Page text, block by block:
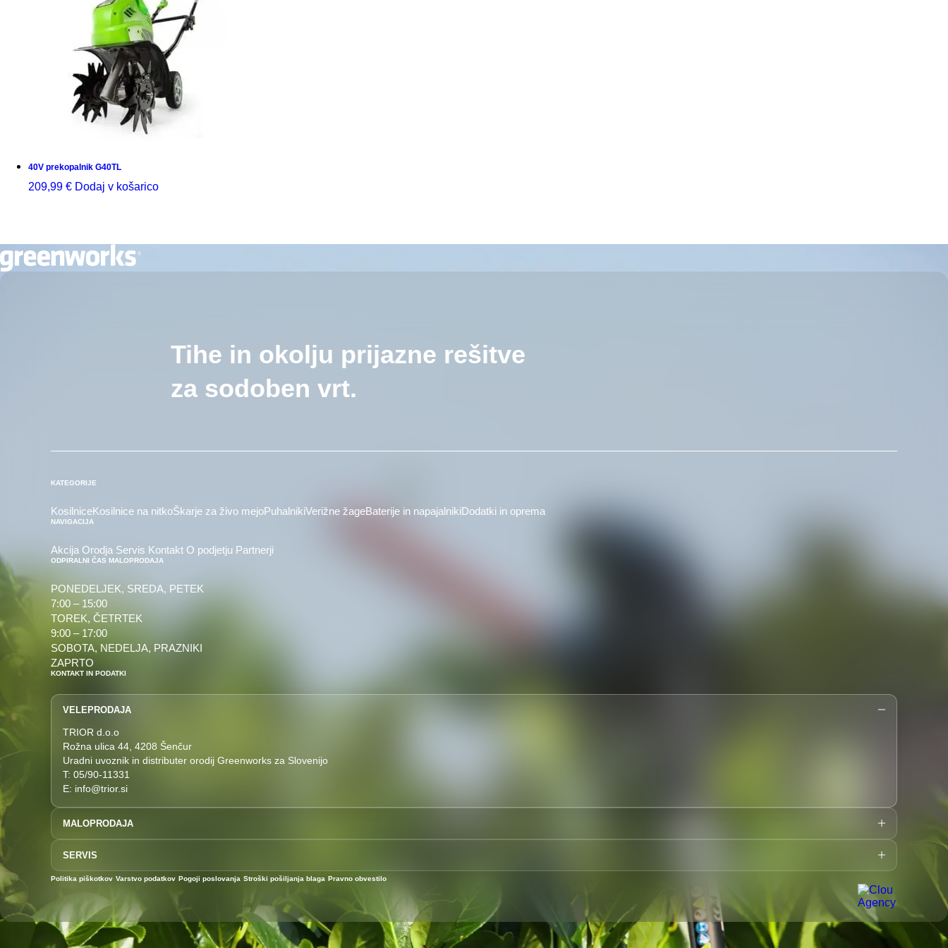
40V prekopalnik G40TL
209,99 € Dodaj v košarico
Tihe in okolju prijazne rešitve
za sodoben vrt.
KATEGORIJE
KosilniceKosilnice na nitkoŠkarje za živo mejoPuhalnikiVerižne žageBaterije in napajalnikiDodatki in oprema
NAVIGACIJA
Akcija Orodja Servis Kontakt O podjetju Partnerji
ODPIRALNI ČAS MALOPRODAJA
PONEDELJEK, SREDA, PETEK
7:00 – 15:00
TOREK, ČETRTEK
9:00 – 17:00
SOBOTA, NEDELJA, PRAZNIKI
ZAPRTO
KONTAKT IN PODATKI
VELEPRODAJA
TRIOR d.o.o
Rožna ulica 44, 4208 Šenčur
Uradni uvoznik in distributer orodij Greenworks za Slovenijo
T: 05/90-11331
E: info@trior.si
MALOPRODAJA
E: prodaja@akucenter.eu
Akucenter Uroš Perčič s.p.
4208 Šenčur
SERVIS
T: 04 292 7727
Politika piškotkov Varstvo podatkov Pogoji poslovanja Stroški pošiljanja blaga Pravno obvestilo